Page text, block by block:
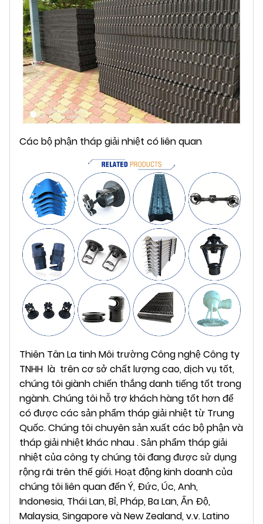
Các bộ phận tháp giải nhiệt có liên quan
Thiên Tân La tinh Môi trường Công nghệ Công ty
TNHH là trên cơ sở chất lượng cao, dịch vụ tốt,
chúng tôi giành chiến thắng danh tiếng tốt trong
ngành. Chúng tôi hỗ trợ khách hàng tốt hơn để
có được các sản phẩm tháp giải nhiệt từ Trung
Quốc. Chúng tôi chuyên sản xuất các bộ phậnvà
tháp giải nhiệt khác nhau. Sản phẩm tháp giải
nhiệt của công ty chúng tôi đang được sử dụng
rộng rãi trên thế giới.Hoạt động kinh doanh của
chúng tôi liên quan đếnÝ, Đức, Úc, Anh,
Indonesia, Thái Lan, Bỉ, Pháp, Ba Lan, Ấn Độ,
Malaysia, Singapore và New Zealand, v.v.Latino